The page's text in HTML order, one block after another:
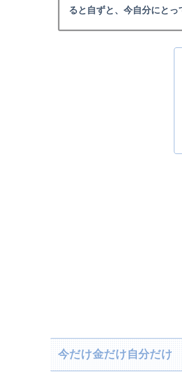
ると自ずと、今自分にとっ
今だけ金だけ自分だけ